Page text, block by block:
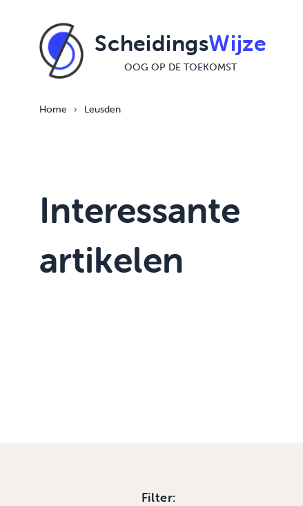
ScheidingsWijze
OOG OP DE TOEKOMST
Home › Leusden
Interessante
artikelen
Filter: